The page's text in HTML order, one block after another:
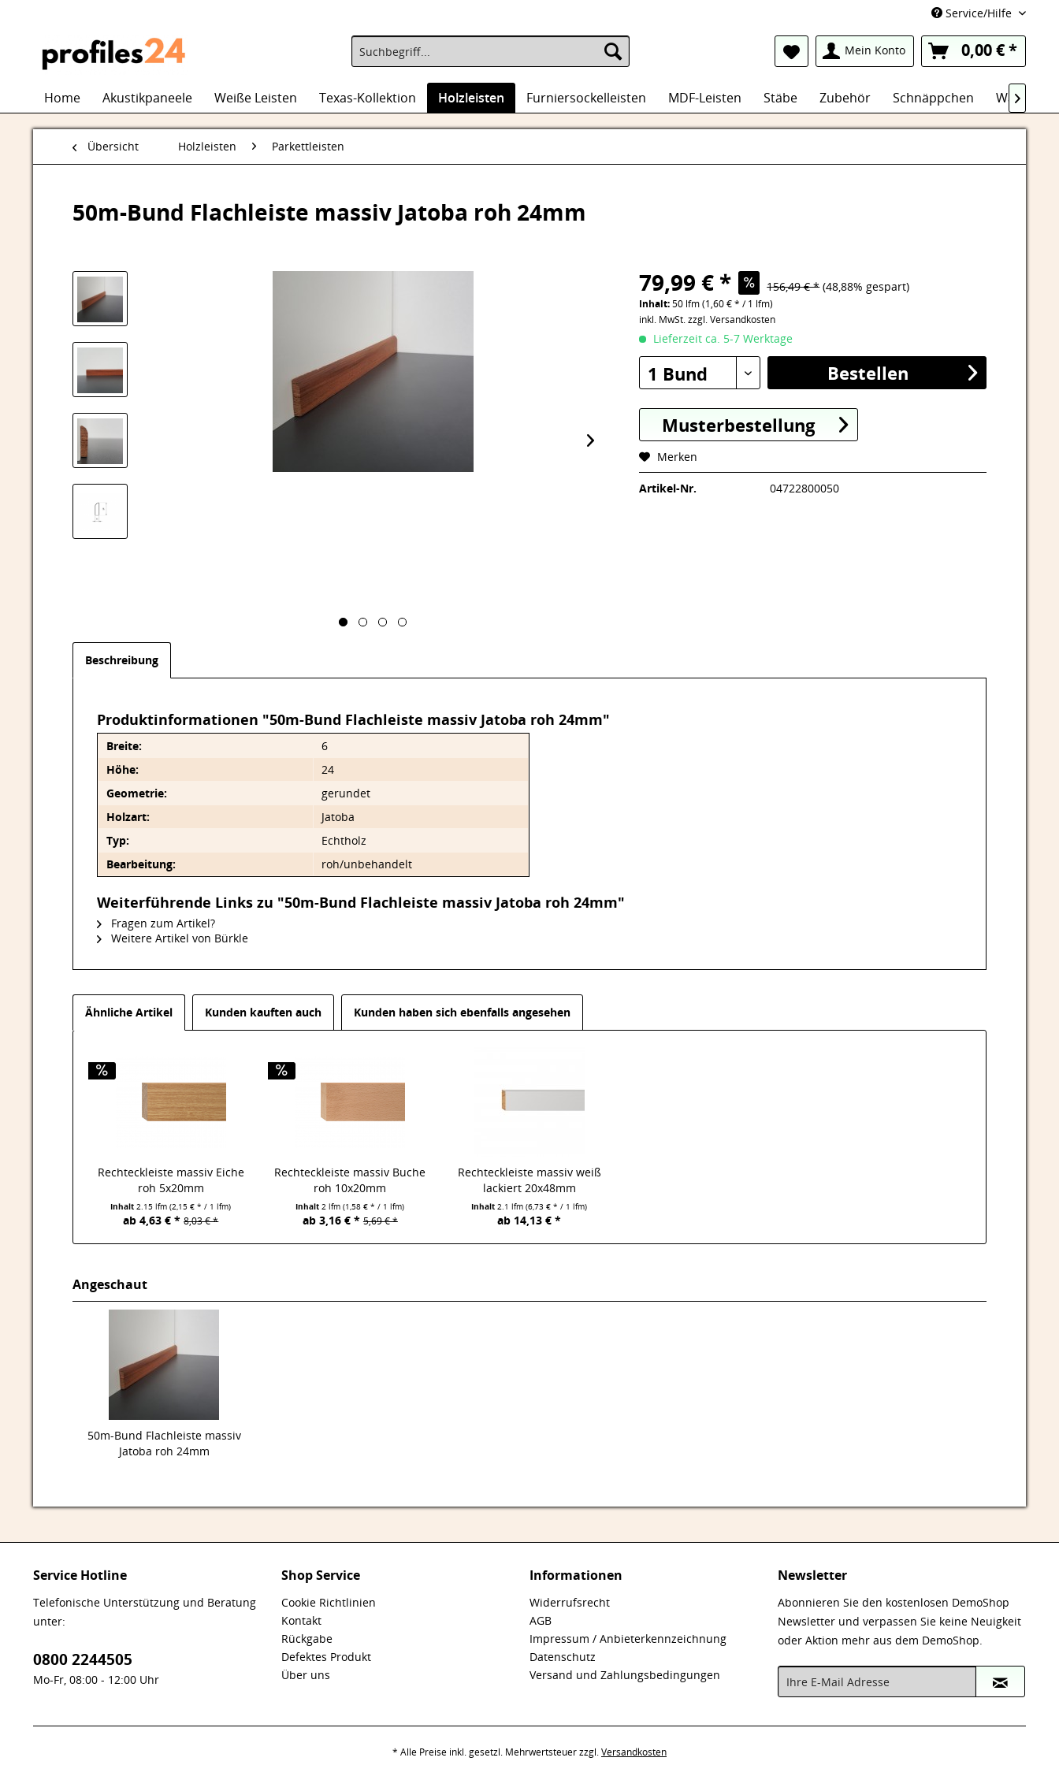
Service/Hilfe
Mein Konto 0,00 € *
Home Akustikpaneele Weiße Leisten Texas-Kollektion Holzleisten Furniersockelleisten MDF-Leisten Stäbe Zubehör Schnäppchen 
Übersicht Holzleisten Parkettleisten
50m-Bund Flachleiste massiv Jatoba roh 24mm
79,99 € * 156,49 € * (48,88% gespart)
Inhalt:50 lfm (1,60 € * / 1 lfm)
inkl. MwSt.zzgl. Versandkosten
Lieferzeit ca. 5-7 Werktage
1 Bund Bestellen
Musterbestellung
Merken
Artikel-Nr. 04722800050
Beschreibung
Produktinformationen "50m-Bund Flachleiste massiv Jatoba roh 24mm"
Breite:
6
Höhe:
24
Geometrie:
gerundet
Holzart:
Jatoba
Typ:
Echtholz
Bearbeitung:
roh/unbehandelt
Weiterführende Links zu "50m-Bund Flachleiste massiv Jatoba roh 24mm"
Fragen zum Artikel?
Weitere Artikel von Bürkle
Ähnliche Artikel Kunden kauften auch Kunden haben sich ebenfalls angesehen
Rechteckleiste massiv Eiche
roh 5x20mm
Inhalt2.15 lfm(2,15 € * / 1 lfm)
ab 4,63 € * 8,03 € *
Rechteckleiste massiv Buche
roh 10x20mm
Inhalt2 lfm(1,58 € * / 1 lfm)
ab 3,16 € * 5,69 € *
Rechteckleiste massiv weiß
lackiert 20x48mm
Inhalt2.1 lfm(6,73 € * / 1 lfm)
ab 14,13 € *
Angeschaut
50m-Bund Flachleiste massiv
Jatoba roh 24mm
Service Hotline
Telefonische Unterstützung und Beratung
unter:
0800 2244505
Mo-Fr, 08:00 - 12:00 Uhr
Shop Service
Cookie Richtlinien
Kontakt
Rückgabe
Defektes Produkt
Über uns
Informationen
Widerrufsrecht
AGB
Impressum / Anbieterkennzeichnung
Datenschutz
Versand und Zahlungsbedingungen
Newsletter
Abonnieren Sie den kostenlosen DemoShop
Newsletter und verpassen Sie keine Neuigkeit
oder Aktion mehr aus dem DemoShop.
* Alle Preise inkl. gesetzl. Mehrwertsteuer zzgl.Versandkosten